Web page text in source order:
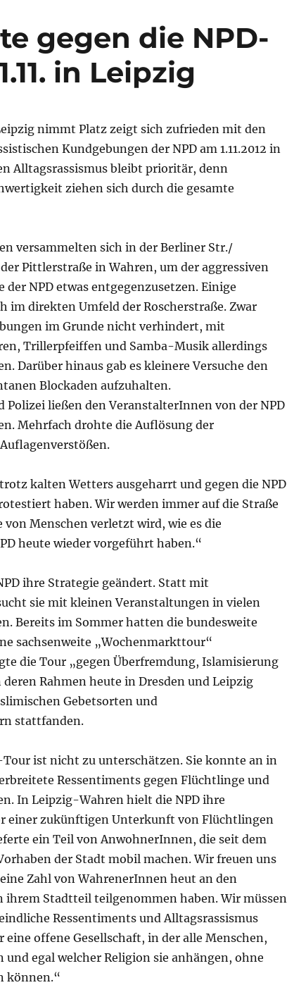
gegen die NPD-
in Leipzig
nimmt Platz zeigt sich zufrieden mit den
Kundgebungen der NPD am 1.11.2012 in
Alltagsrassismus bleibt prioritär, denn
ziehen sich durch die gesamte
versammelten sich in der Berliner Str./
Pittlerstraße in Wahren, um der aggressiven
der NPD etwas entgegenzusetzen. Einige
im direkten Umfeld der Roscherstraße. Zwar
im Grunde nicht verhindert, mit
Trillerpfeiffen und Samba-Musik allerdings
Darüber hinaus gab es kleinere Versuche den
Blockaden aufzuhalten.
Polizei ließen den VeranstalterInnen von der NPD
Mehrfach drohte die Auflösung der
kalten Wetters ausgeharrt und gegen die NPD
haben. Wir werden immer auf die Straße
von Menschen verletzt wird, wie es die
heute wieder vorgeführt haben.“
ihre Strategie geändert. Statt mit
sie mit kleinen Veranstaltungen in vielen
Bereits im Sommer hatten die bundesweite
sachsenweite „Wochenmarkttour“
die Tour „gegen Überfremdung, Islamisierung
Rahmen heute in Dresden und Leipzig
Gebetsorten und
stattfanden.
ist nicht zu unterschätzen. Sie konnte an in
Ressentiments gegen Flüchtlinge und
In Leipzig-Wahren hielt die NPD ihre
einer zukünftigen Unterkunft von Flüchtlingen
ein Teil von AnwohnerInnen, die seit dem
der Stadt mobil machen. Wir freuen uns
Zahl von WahrenerInnen heut an den
ihrem Stadtteil teilgenommen haben. Wir müssen
Ressentiments und Alltagsrassismus
offene Gesellschaft, in der alle Menschen,
und egal welcher Religion sie anhängen, ohne
können.“